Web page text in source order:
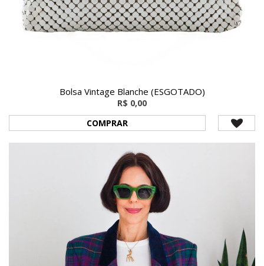
Bolsa Vintage Blanche (ESGOTADO)
R$ 0,00
COMPRAR